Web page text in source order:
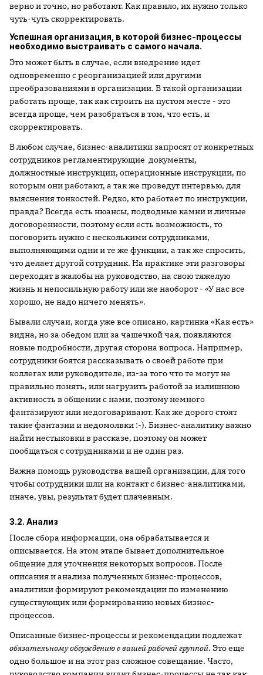
верно и точно, но работают. Как правило, их нужно только
чуть-чуть скорректировать.
Успешная организация, в которой бизнес-процессы
необходимо выстраивать с самого начала.
Это может быть в случае, если внедрение идет
одновременно с реорганизацией или другими
преобразованиями в организации. В такой организации
работать проще, так как строить на пустом месте - это
всегда проще, чем разобраться в том, что есть, и
скорректировать.
В любом случае, бизнес-аналитики запросят от конкретных
сотрудников регламентирующие документы,
должностные инструкции, операционные инструкции, по
которым они работают, а так же проведут интервью, для
выяснения тонкостей. Редко, кто работает по инструкции,
правда? Всегда есть нюансы, подводные камни и личные
договоренности, поэтому если есть возможность, то
поговорить нужно с несколькими сотрудниками,
выполняющими одни и те же функции, а так же спросить,
что делает другой сотрудник. На практике эти разговоры
переходят в жалобы на руководство, на свою тяжелую
жизнь и непосильную работу или же наоборот - «У нас все
хорошо, не надо ничего менять».
Бывали случаи, когда уже все описано, картинка «Как есть»
видна, но за обедом или за чашечкой чая, появляются
новые подробности, другая сторона вопроса. Например,
сотрудники боятся рассказывать о своей работе при
коллегах или руководителе, из-за того что те могут не
правильно понять, или нагрузить работой за излишнюю
активность в общении с нами, поэтому немного
фантазируют или недоговаривают. Как же дорого стоят
такие фантазии и недомолвки :-). Бизнес-аналитику важно
найти нестыковки в рассказе, поэтому он может
пообщаться с сотрудниками и не один раз.
Важна помощь руководства вашей организации, для того
чтобы сотрудники шли на контакт с бизнес-аналитиками,
иначе, увы, результат будет плачевным.
3.2. Анализ
После сбора информации, она обрабатывается и
описывается. На этом этапе бывает дополнительное
общение для уточнения некоторых вопросов. После
описания и анализа полученных бизнес-процессов,
аналитики формируют рекомендации по изменению
существующих или формированию новых бизнес-
процессов.
Описанные бизнес-процессы и рекомендации подлежат
обязательному обсуждению свашей рабочей группой. Это еще
одно большое и на этот раз сложное совещание. Часто,